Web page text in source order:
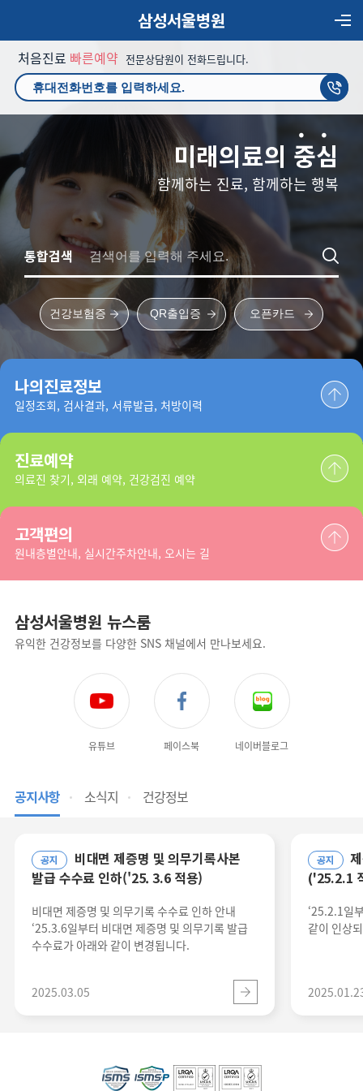
삼성서울병원
처음진료 빠른예약 전문상담원이 전화드립니다.
미래의료의 중심
함께하는 진료, 함께하는 행복
통합검색
건강보험증 QR출입증 오픈카드
나의진료정보
일정조회, 검사결과, 서류발급, 처방이력
진료예약
의료진 찾기, 외래 예약, 건강검진 예약
고객편의
원내층별안내, 실시간주차안내, 오시는 길
삼성서울병원 뉴스룸
유익한 건강정보를 다양한 SNS 채널에서 만나보세요.
유튜브 페이스북 네이버블로그
공지사항 소식지 건강정보
공지
발급 수수료 인하('25. 3.6 적용)
비대면 제증명 및 의무기록 수수료 인하 안내
‘25.3.6일부터 비대면 제증명 및 의무기록 발급
수수료가 아래와 같이 변경됩니다.
2025.03.05
공지
제증명 발급 수수료 인상 안내
('25.2.1
‘25.2.1일
같이 인상